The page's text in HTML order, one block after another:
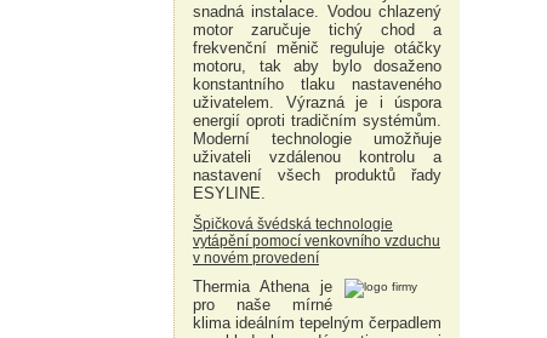
snadná instalace. Vodou chlazený
motor zaručuje tichý chod a
frekvenční měnič reguluje otáčky
motoru, tak aby bylo dosaženo
konstantního tlaku nastaveného
uživatelem. Výrazná je i úspora
energií oproti tradičním systémům.
Moderní technologie umožňuje
uživateli vzdálenou kontrolu a
nastavení všech produktů řady
ESYLINE.
Špičková švédská technologie
vytápění pomocí venkovního vzduchu
v novém provedení
Thermia Athena je
pro naše mírné
klima ideálním tepelným čerpadlem